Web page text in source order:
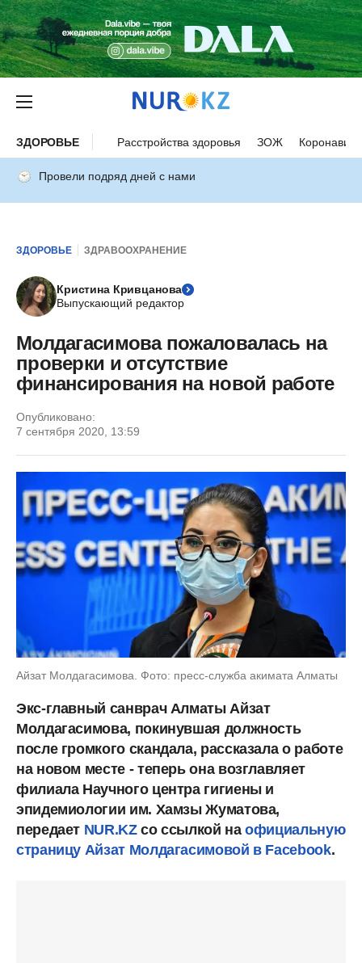
ЗДОРОВЬЕ Расстройства здоровья ЗОЖ
Провели подряд дней с нами
ЗДОРОВЬЕ ЗДРАВООХРАНЕНИЕ
Кристина Кривцанова
Выпускающий редактор
Молдагасимова пожаловалась на
проверки и отсутствие
финансирования на новой работе
Опубликовано:
7 сентября 2020, 13:59
Айзат Молдагасимова. Фото: пресс-служба акимата Алматы
Экс-главный санврач Алматы Айзат
Молдагасимова, покинувшая должность
после громкого скандала, рассказала о работе
на новом месте - теперь она возглавляет
филиала Научного центра гигиены и
эпидемиологии им. Хамзы Жуматова,
передает NUR.KZсо ссылкой наофициальную
страницу Айзат Молдагасимовой в Facebook.